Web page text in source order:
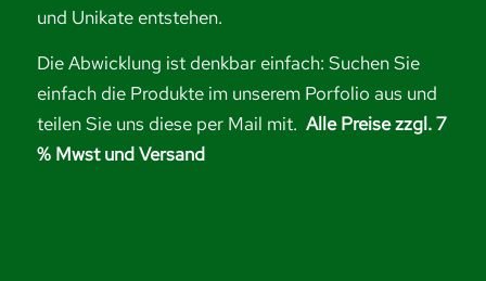
und Unikate entstehen.
Die Abwicklung ist denkbar einfach: Suchen Sie
einfach die Produkte im unserem Porfolio aus und
teilen Sie uns diese per Mail mit. Alle Preise zzgl. 7
% Mwst und Versand